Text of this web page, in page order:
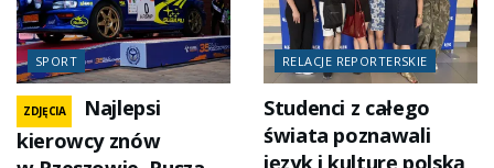
SPORT
ZDJĘCIA
Najlepsi
kierowcy znów
RELACJE REPORTERSKIE
Studenci z całego
świata poznawali
język i kulturę polską